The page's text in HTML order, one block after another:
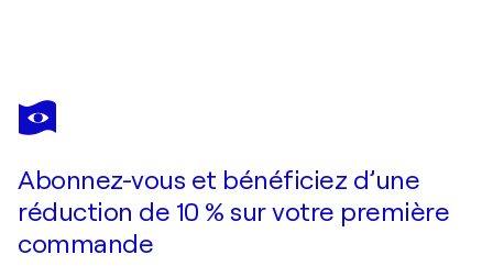
ANNA BRIGITTA KOVACS
Dog smile
Abonnez-vous et bénéficiez d’une
réduction de 10 % sur votre première
commande